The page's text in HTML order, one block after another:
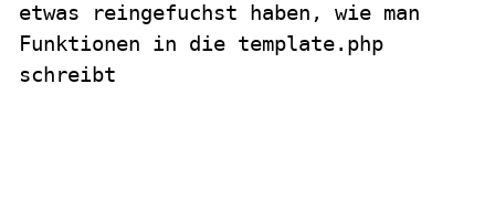
etwas reingefuchst haben, wie man
Funktionen in die template.php
schreibt